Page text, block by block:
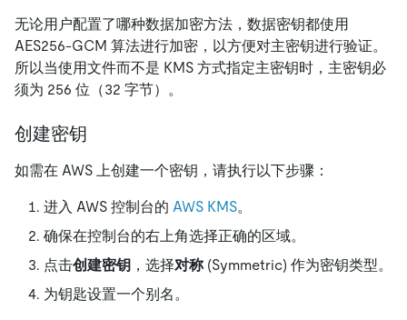
无论用户配置了哪种数据加密方法，数据密钥都使用
AES256-GCM 算法进行加密，以方便对主密钥进行验证。
所以当使用文件而不是 KMS 方式指定主密钥时，主密钥必
须为 256 位（32 字节）。
创建密钥
如需在 AWS 上创建一个密钥，请执行以下步骤：
进入 AWS 控制台的 AWS KMS。
确保在控制台的右上角选择正确的区域。
点击创建密钥 ，选择对称(Symmetric) 作为密钥类型。
为钥匙设置一个别名。